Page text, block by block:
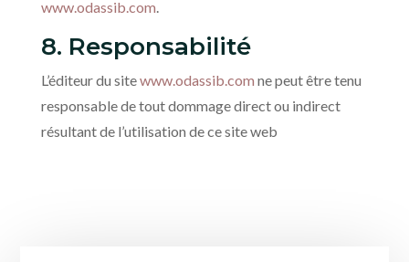
www.odassib.com.
8. Responsabilité
L’éditeur du sitewww.odassib.com ne peut être tenu
responsable de tout dommage direct ou indirect
résultant de l’utilisation de ce site web